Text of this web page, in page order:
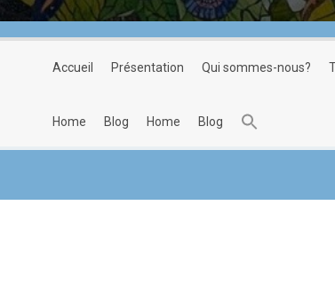
accueil présentation qui sommes-nous?
home blog home blog